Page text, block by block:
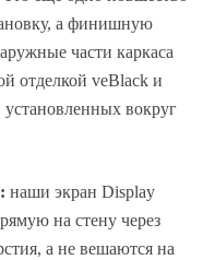
а финишную
части каркаса
отделкой veBlack и
установленных вокруг
наши экран Display
на стену через
а не вешаются на